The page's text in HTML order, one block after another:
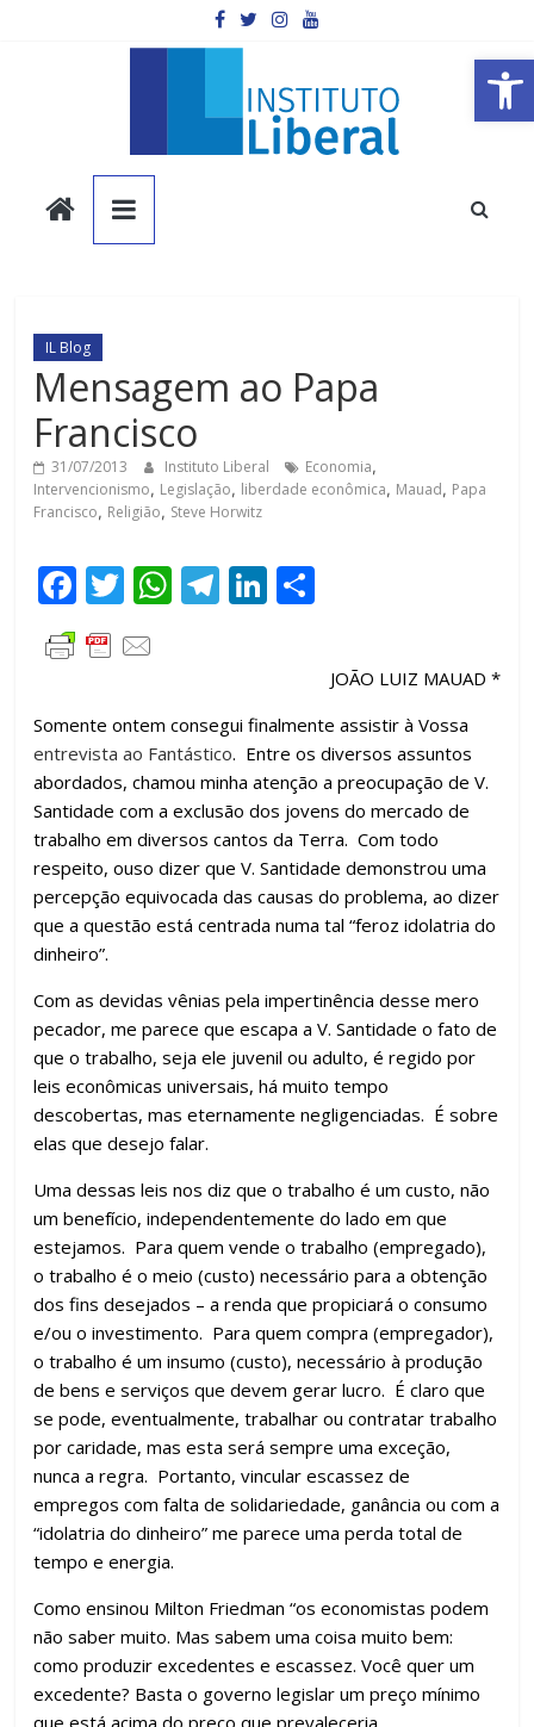
Barra de Ferramentas Aberta
Instituto
Liberal
é
a
parte
mais
importante
da
sociedade.
IL Blog
Mensagem ao Papa
Francisco
31/07/2013 Instituto Liberal Economia,
Intervencionismo, Legislação, liberdade econômica, Mauad, Papa
Francisco, Religião, Steve Horwitz
F
ac
e
o
o
k
T
w
itt
W
A
p
p
T
a
m
Li
dI
n
m
p
ar
til
h
ar
JOÃO LUIZ MAUAD *
Somente ontem consegui finalmente assistir à Vossa
entrevista ao Fantástico. Entre os diversos assuntos
abordados, chamou minha atenção a preocupação de V.
Santidade com a exclusão dos jovens do mercado de
trabalho em diversos cantos da Terra. Com todo
respeito, ouso dizer que V. Santidade demonstrou uma
percepção equivocada das causas do problema, ao dizer
que a questão está centrada numa tal “feroz idolatria do
dinheiro”.
Com as devidas vênias pela impertinência desse mero
pecador, me parece que escapa a V. Santidade o fato de
que o trabalho, seja ele juvenil ou adulto, é regido por
leis econômicas universais, há muito tempo
descobertas, mas eternamente negligenciadas. É sobre
elas que desejo falar.
Uma dessas leis nos diz que o trabalho é um custo, não
um benefício, independentemente do lado em que
estejamos. Para quem vende o trabalho (empregado),
o trabalho é o meio (custo) necessário para a obtenção
dos fins desejados – a renda que propiciará o consumo
e/ou o investimento. Para quem compra (empregador),
o trabalho é um insumo (custo), necessário à produção
de bens e serviços que devem gerar lucro. É claro que
se pode, eventualmente, trabalhar ou contratar trabalho
por caridade, mas esta será sempre uma exceção,
nunca a regra. Portanto, vincular escassez de
empregos com falta de solidariedade, ganância ou com a
“idolatria do dinheiro” me parece uma perda total de
tempo e energia.
Como ensinou Milton Friedman “os economistas podem
não saber muito. Mas sabem uma coisa muito bem:
como produzir excedentes e escassez. Você quer um
excedente? Basta o governo legislar um preço mínimo
que está acima do preço que prevaleceria